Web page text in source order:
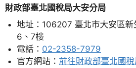
財政部臺北國稅局大安分局
地址：106207 臺北市大安區新
6、7樓
電話： 02-2358-7979
官方網站： 前往財政部臺北國